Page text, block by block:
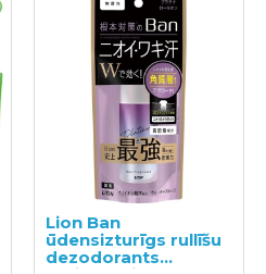
Lion Ban
ūdensizturīgs rullīšu
dezodorants